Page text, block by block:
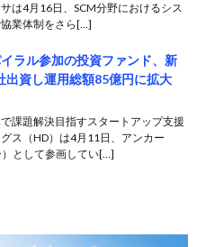
は4月16日、SCM分野におけるシス
業体制をさら[…]
ラル参加の投資ファンド、新
出資し運用総額85億円に拡大
課題解決目指すスタートアップ支援
ス（HD）は4月11日、アンカー
として参画してい[…]